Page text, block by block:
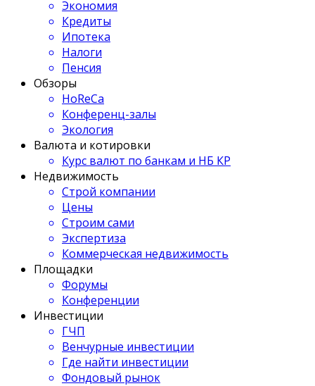
Экономия
Кредиты
Ипотека
Налоги
Пенсия
Обзоры
HoReCa
Конференц-залы
Экология
Валюта и котировки
Курс валют по банкам и НБ КР
Недвижимость
Строй компании
Цены
Строим сами
Экспертиза
Коммерческая недвижимость
Площадки
Форумы
Конференции
Инвестиции
ГЧП
Венчурные инвестиции
Где найти инвестиции
Фондовый рынок